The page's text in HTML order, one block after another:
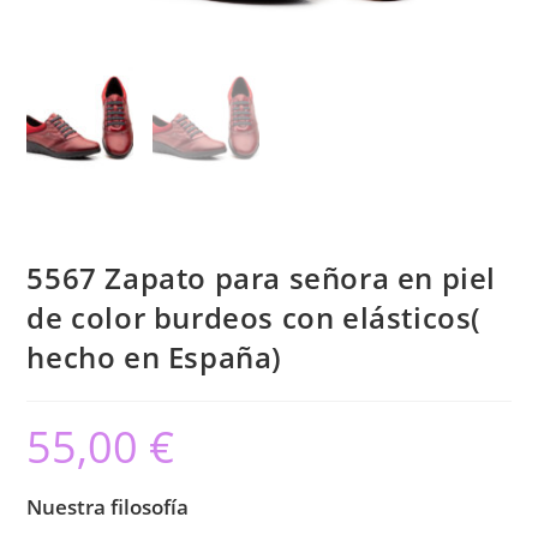
5567 Zapato para señora en piel
de color burdeos con elásticos(
hecho en España)
55,00 €
Nuestra filosofía